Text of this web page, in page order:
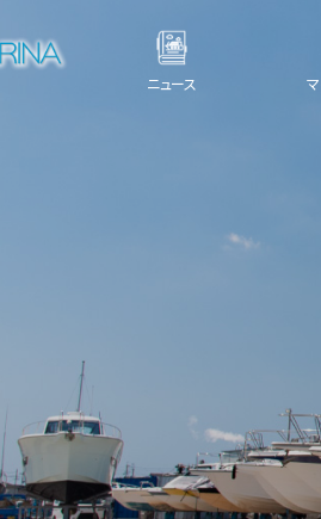
ニュース